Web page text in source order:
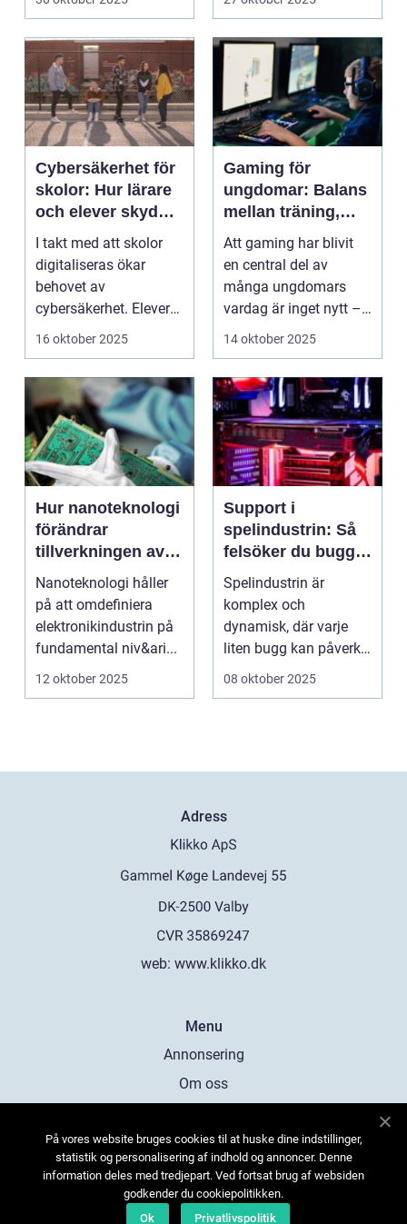
Cybersäkerhet för
skolor: Hur lärare
och elever skyddar
sina data
I takt med att skolor
digitaliseras ökar
behovet av
cybersäkerhet. Elever
och lärare ...
16 oktober 2025
Gaming för
ungdomar: Balans
mellan träning,
skola och socialt
Att gaming har blivit
en central del av
många ungdomars
vardag är inget nytt –
men ...
14 oktober 2025
Hur nanoteknologi
förändrar
tillverkningen av
elektronik
Nanoteknologi håller
på att omdefiniera
elektronikindustrin på
fundamental niv&ari...
12 oktober 2025
Support i
spelindustrin: Så
felsöker du buggar
och förbättrar
spelupplevelsen
Spelindustrin är
komplex och
dynamisk, där varje
liten bugg kan påverka
spelupplevel...
08 oktober 2025
Adress
web: www.klikko.dk
Menu
Annonsering
Om oss
Kontakta oss
Sitemap
På vores website bruges cookies til at huske dine indstillinger,
statistik og personalisering af indhold og annoncer. Denne
information deles med tredjepart. Ved fortsat brug af websiden
godkender du cookiepolitikken.
Ok
Privatlivspolitik